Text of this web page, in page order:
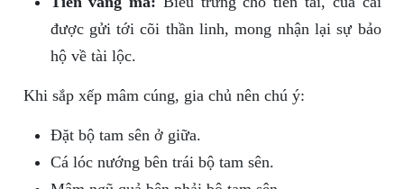
được gửi tới cõi thần linh, mong nhận lại sự bảo
hộ về tài lộc.
Khi sắp xếp mâm cúng, gia chủ nên chú ý:
Đặt bộ tam sên ở giữa.
Cá lóc nướng bên trái bộ tam sên.